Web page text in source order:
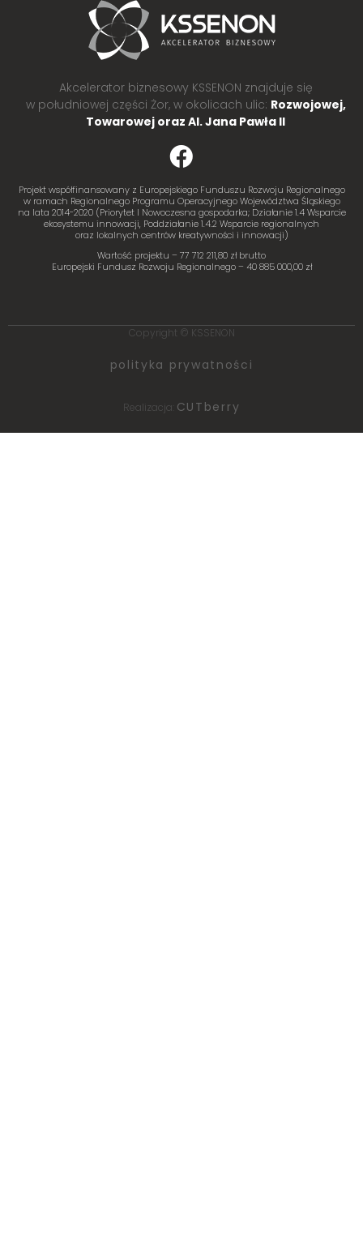
Akcelerator biznesowy KSSENON znajduje się
w południowej części Żor, w okolicach ulic: Rozwojowej,
Towarowej oraz Al. Jana Pawła II
Projekt współfinansowany z Europejskiego Funduszu Rozwoju Regionalnego
w ramach Regionalnego Programu Operacyjnego Województwa Śląskiego
na lata 2014-2020 (Priorytet I Nowoczesna gospodarka; Działanie 1.4 Wsparcie
ekosystemu innowacji, Poddziałanie 1.4.2 Wsparcie regionalnych
oraz lokalnych centrów kreatywności i innowacji)
Wartość projektu – 77 712 211,80 zł brutto
Europejski Fundusz Rozwoju Regionalnego – 40 885 000,00 zł
Copyright © KSSENON
polityka prywatności
Realizacja: CUTberry